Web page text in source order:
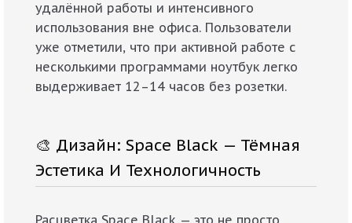
удалённой работы и интенсивного
использования вне офиса. Пользователи
уже отметили, что при активной работе с
несколькими программами ноутбук легко
выдерживает 12–14 часов без розетки.
🎨 Дизайн: Space Black — Тёмная
Эстетика И Технологичность